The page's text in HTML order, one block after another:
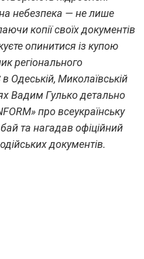
небезпека — не лише
копії своїх документів
опинитися із купою
регіонального
Одеській, Миколаївській
Вадим Гулько детально
про всеукраїнську
та нагадав офіційний
документів.